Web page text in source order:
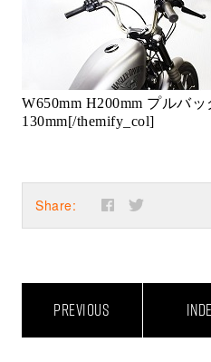
W650mm H200mm プルバ
130mm[/themify_col]
Share:
PREVIOUS